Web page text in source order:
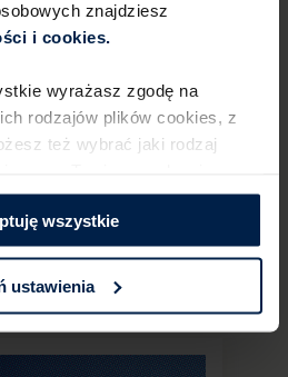
znajdziesz
i cookies.​
wyrażasz zgodę na
rodzajów plików cookies,​ z
też wybrać jaki rodzaj
wszystkie
ustawienia
DOTYCZĄCA
UŻYCIA JAJ